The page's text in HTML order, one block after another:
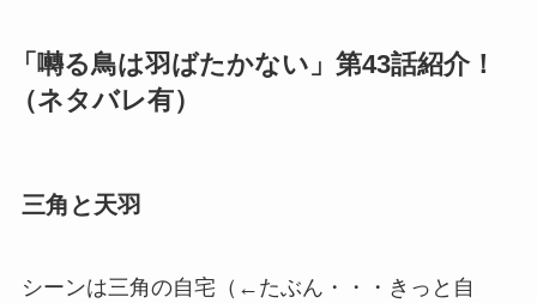
「囀る鳥は羽ばたかない」第43話紹介！
（ネタバレ有）
三角と天羽
シーンは三角の自宅（←たぶん・・・きっと自